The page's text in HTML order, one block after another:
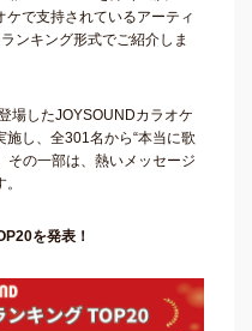
で支持されているアーティ
ンキング形式でご紹介しま
場したJOYSOUNDカラオケ
し、全301名から“本当に歌
その一部は、熱いメッセージ
を発表！